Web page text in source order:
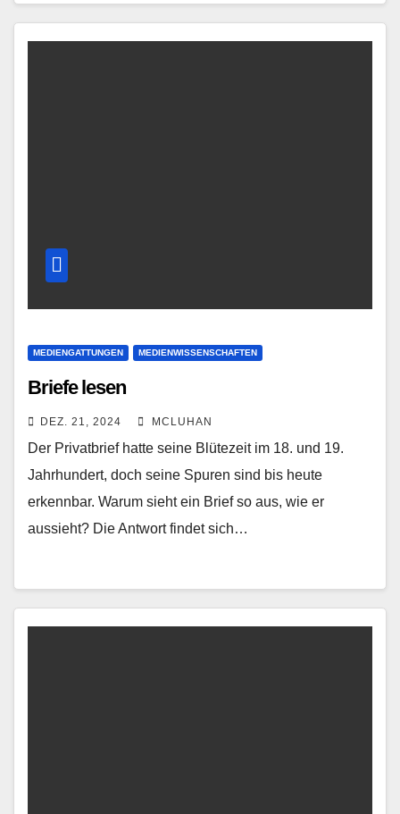
MEDIENGATTUNGEN MEDIENWISSENSCHAFTEN
Briefe lesen
DEZ. 21, 2024 MCLUHAN
Der Privatbrief hatte seine Blütezeit im 18. und 19.
Jahrhundert, doch seine Spuren sind bis heute
erkennbar. Warum sieht ein Brief so aus, wie er
aussieht? Die Antwort findet sich…